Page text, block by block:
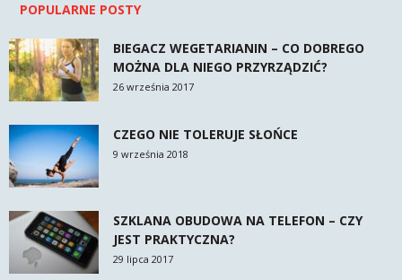
POPULARNE POSTY
BIEGACZ WEGETARIANIN – CO DOBREGO
MOŻNA DLA NIEGO PRZYRZĄDZIĆ?
26 września 2017
CZEGO NIE TOLERUJE SŁOŃCE
9 września 2018
SZKLANA OBUDOWA NA TELEFON – CZY
JEST PRAKTYCZNA?
29 lipca 2017